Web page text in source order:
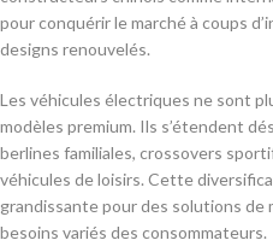
pour conquérir le marché à coups
designs renouvelés.
Les véhicules électriques ne sont
modèles premium. Ils s’étendent
berlines familiales, crossovers
véhicules de loisirs. Cette
grandissante pour des solutions
besoins variés des consommateurs.